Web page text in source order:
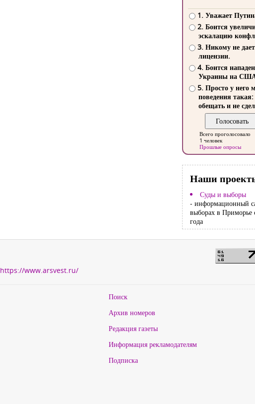
1. Уважает
2. Боится
эскалацию
3. Никому не
лицензии.
4. Боится
Украины на
5. Просто у него
поведения такая:
обещать и не
Всего проголосовало
1 человек
Прошлые опросы
Наши
Суды и выборы
- информационный
выборах в Приморье
года
https://www.arsvest.ru/
Поиск
Архив номеров
Редакция газеты
Информация рекламодателям
Подписка